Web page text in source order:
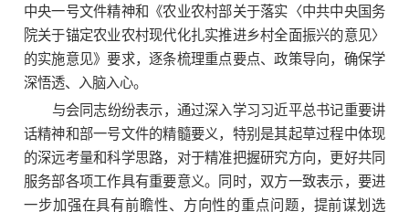
中央一号文件精神和《农业农村部关于落实〈中共中央国务
院关于锚定农业农村现代化扎实推进乡村全面振兴的意见〉
的实施意见》要求，逐条梳理重点要点、政策导向，确保学
深悟透、入脑入心。
与会同志纷纷表示，通过深入学习习近平总书记重要讲
话精神和部一号文件的精髓要义，特别是其起草过程中体现
的深远考量和科学思路，对于精准把握研究方向，更好共同
服务部各项工作具有重要意义。同时，双方一致表示，要进
一步加强在具有前瞻性、方向性的重点问题，提前谋划选